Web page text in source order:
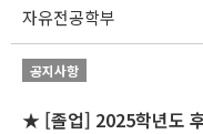
자유전공학부
공지사항
★ [졸업] 2025학년도